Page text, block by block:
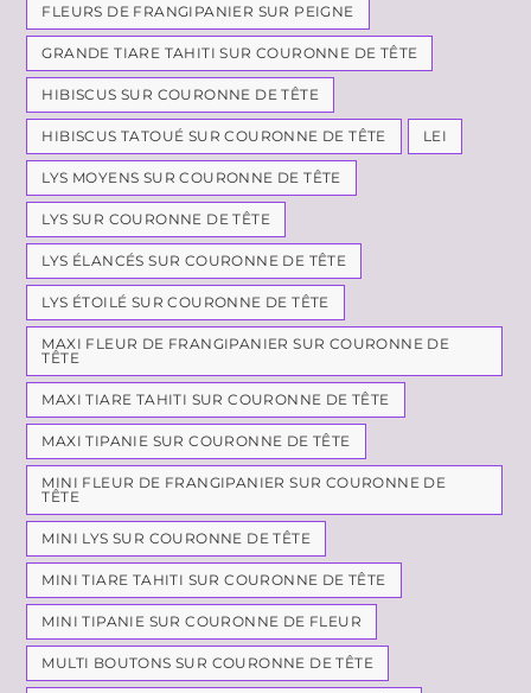
FLEURS DE FRANGIPANIER SUR PEIGNE
GRANDE TIARE TAHITI SUR COURONNE DE TÊTE
HIBISCUS SUR COURONNE DE TÊTE
HIBISCUS TATOUÉ SUR COURONNE DE TÊTE LEI
LYS MOYENS SUR COURONNE DE TÊTE
LYS SUR COURONNE DE TÊTE
LYS ÉLANCÉS SUR COURONNE DE TÊTE
LYS ÉTOILÉ SUR COURONNE DE TÊTE
MAXI FLEUR DE FRANGIPANIER SUR COURONNE DE
TÊTE
MAXI TIARE TAHITI SUR COURONNE DE TÊTE
MAXI TIPANIE SUR COURONNE DE TÊTE
MINI FLEUR DE FRANGIPANIER SUR COURONNE DE
TÊTE
MINI LYS SUR COURONNE DE TÊTE
MINI TIARE TAHITI SUR COURONNE DE TÊTE
MINI TIPANIE SUR COURONNE DE FLEUR
MULTI BOUTONS SUR COURONNE DE TÊTE